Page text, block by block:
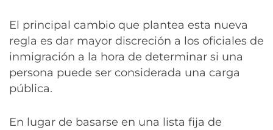
El principal cambio que plantea esta nueva
regla es dar mayor discreción a los oficiales de
inmigración a la hora de determinar si una
persona puede ser considerada una carga
pública.
En lugar de basarse en una lista fija de